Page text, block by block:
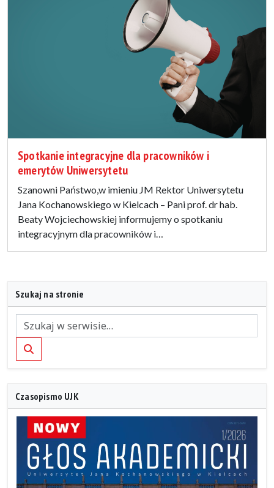
Spotkanie integracyjne dla pracowników i
emerytów Uniwersytetu
Szanowni Państwo,w imieniu JM Rektor Uniwersytetu
Jana Kochanowskiego w Kielcach – Pani prof. dr hab.
Beaty Wojciechowskiej informujemy o spotkaniu
integracyjnym dla pracowników i…
Szukaj na stronie
Szukaj
Czasopismo UJK